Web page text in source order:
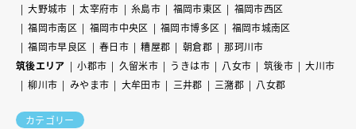
大野城市
太宰府市 糸島市 福岡市東区
福岡市西区
福岡市南区
福岡市中央区 福岡市博多区
福岡市城南区
福岡市早良区
春日市 糟屋郡 朝倉郡
那珂川市
筑後エリア
小郡市 久留米市 うきは市 八女市 筑後市
大川市
柳川市
みやま市 大牟田市 三井郡 三潴郡 八女郡
カテゴリー